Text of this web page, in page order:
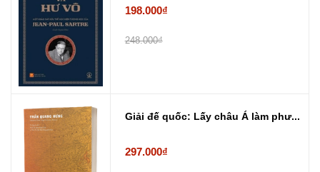
198.000₫
248.000₫
Giải đế quốc: Lấy châu Á làm phư...
297.000₫